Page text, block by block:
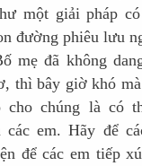
một giải pháp
đường phiêu lưu
mẹ đã không
thì bây giờ khó
cho chúng là có
các em. Hãy để
để các em tiếp